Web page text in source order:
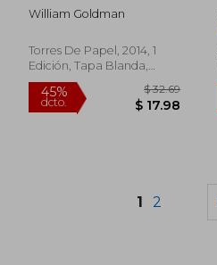
William Goldman
Torres De Papel, 2014, 1
Edición, Tapa Blanda,
Usado
1 2